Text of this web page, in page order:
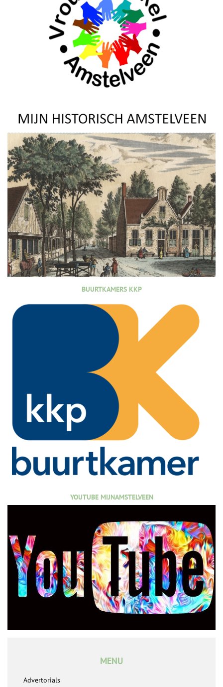
BUURTKAMERS KKP
YOUTUBE MIJNAMSTELVEEN
MENU
Advertorials